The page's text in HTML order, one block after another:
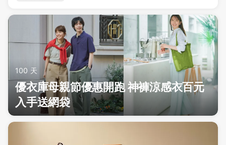
100 天
優衣庫母親節優惠開跑 神褲涼感衣百元
入手送網袋